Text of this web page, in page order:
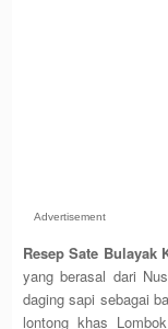
Advertisement
Resep Sate Bulayak
yang berasal dari
daging sapi sebagai
lontong khas